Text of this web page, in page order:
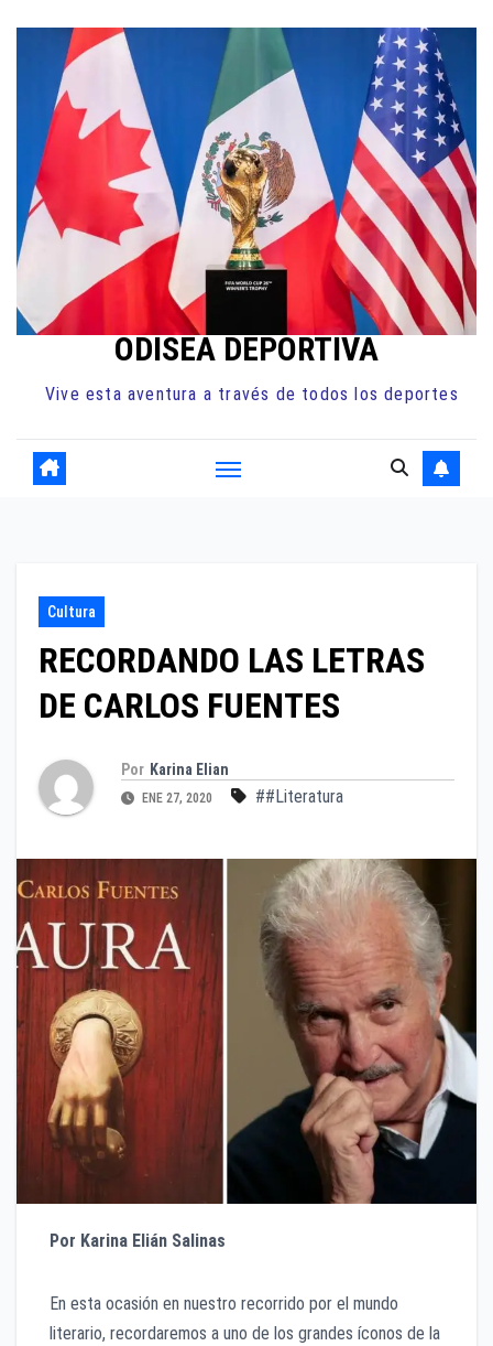
contenido
ODISEA DEPORTIVA
Vive esta aventura a través de todos los deportes
Cultura
RECORDANDO LAS LETRAS
DE CARLOS FUENTES
Por Karina Elian
ENE 27, 2020 ##Literatura
Por Karina Elián Salinas
En esta ocasión en nuestro recorrido por el mundo
literario, recordaremos a uno de los grandes íconos de la